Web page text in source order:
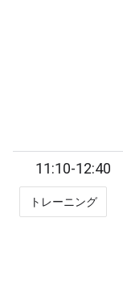
11:10-12:40
トレーニング